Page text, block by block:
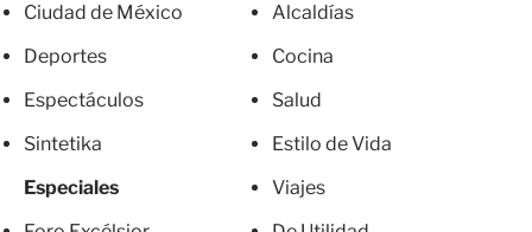
Ciudad de México
Deportes
Espectáculos
Sintetika
Especiales
Alcaldías
Cocina
Salud
Estilo de Vida
Viajes